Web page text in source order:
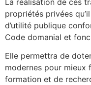
propriétés privées
d’utilité publique
Code domanial et
Elle permettra de
modernes pour mieux
formation et de